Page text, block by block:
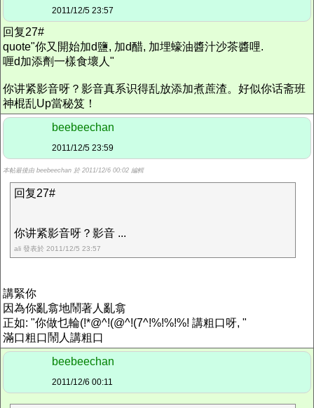
2011/12/5 23:57
回复27#
quote"你又開始加d鹽, 加d醋, 加埋蠔油醬汁沙茶醬哩.
喱d加添劑一樣食壞人"
你讲紧影音呀？影音真系识得乱放添加煮蔗渣。好似你话斋班
神棍乱Up當秘笈！
beebeechan
2011/12/5 23:59
本帖最後由 beebeechan 於 2011/12/6 00:02 編輯
回复27#
你讲紧影音呀？影音 ...
ali 發表於 2011/12/5 23:57
講緊你
因為你亂翕地鬧著人亂翕
正如: "你做乜輪(!*@^!(@^!(7^!%!%!%! 講粗口呀, "
滿口粗口鬧人講粗口
beebeechan
2011/12/6 00:11